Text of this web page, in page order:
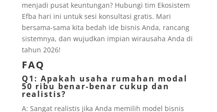
menjadi pusat keuntungan? Hubungi tim Ekosistem
Efba hari ini untuk sesi konsultasi gratis. Mari
bersama-sama kita bedah ide bisnis Anda, rancang
sistemnya, dan wujudkan impian wirausaha Anda di
tahun 2026!
FAQ
Q1: Apakah usaha rumahan modal
50 ribu benar-benar cukup dan
realistis?
A: Sangat realistis jika Anda memilih model bisnis